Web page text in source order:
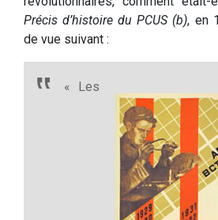
Précis d’histoire du PCUS (b), en
de vue suivant :
« Les